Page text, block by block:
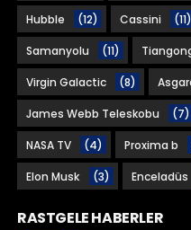
Hubble (12) Cassini (11)
Samanyolu (11)
Virgin Galactic (8)
James Webb Teleskobu (7)
NASA TV (4) Proxima b
Elon Musk (3) Enceladüs
RASTGELE HABERLER